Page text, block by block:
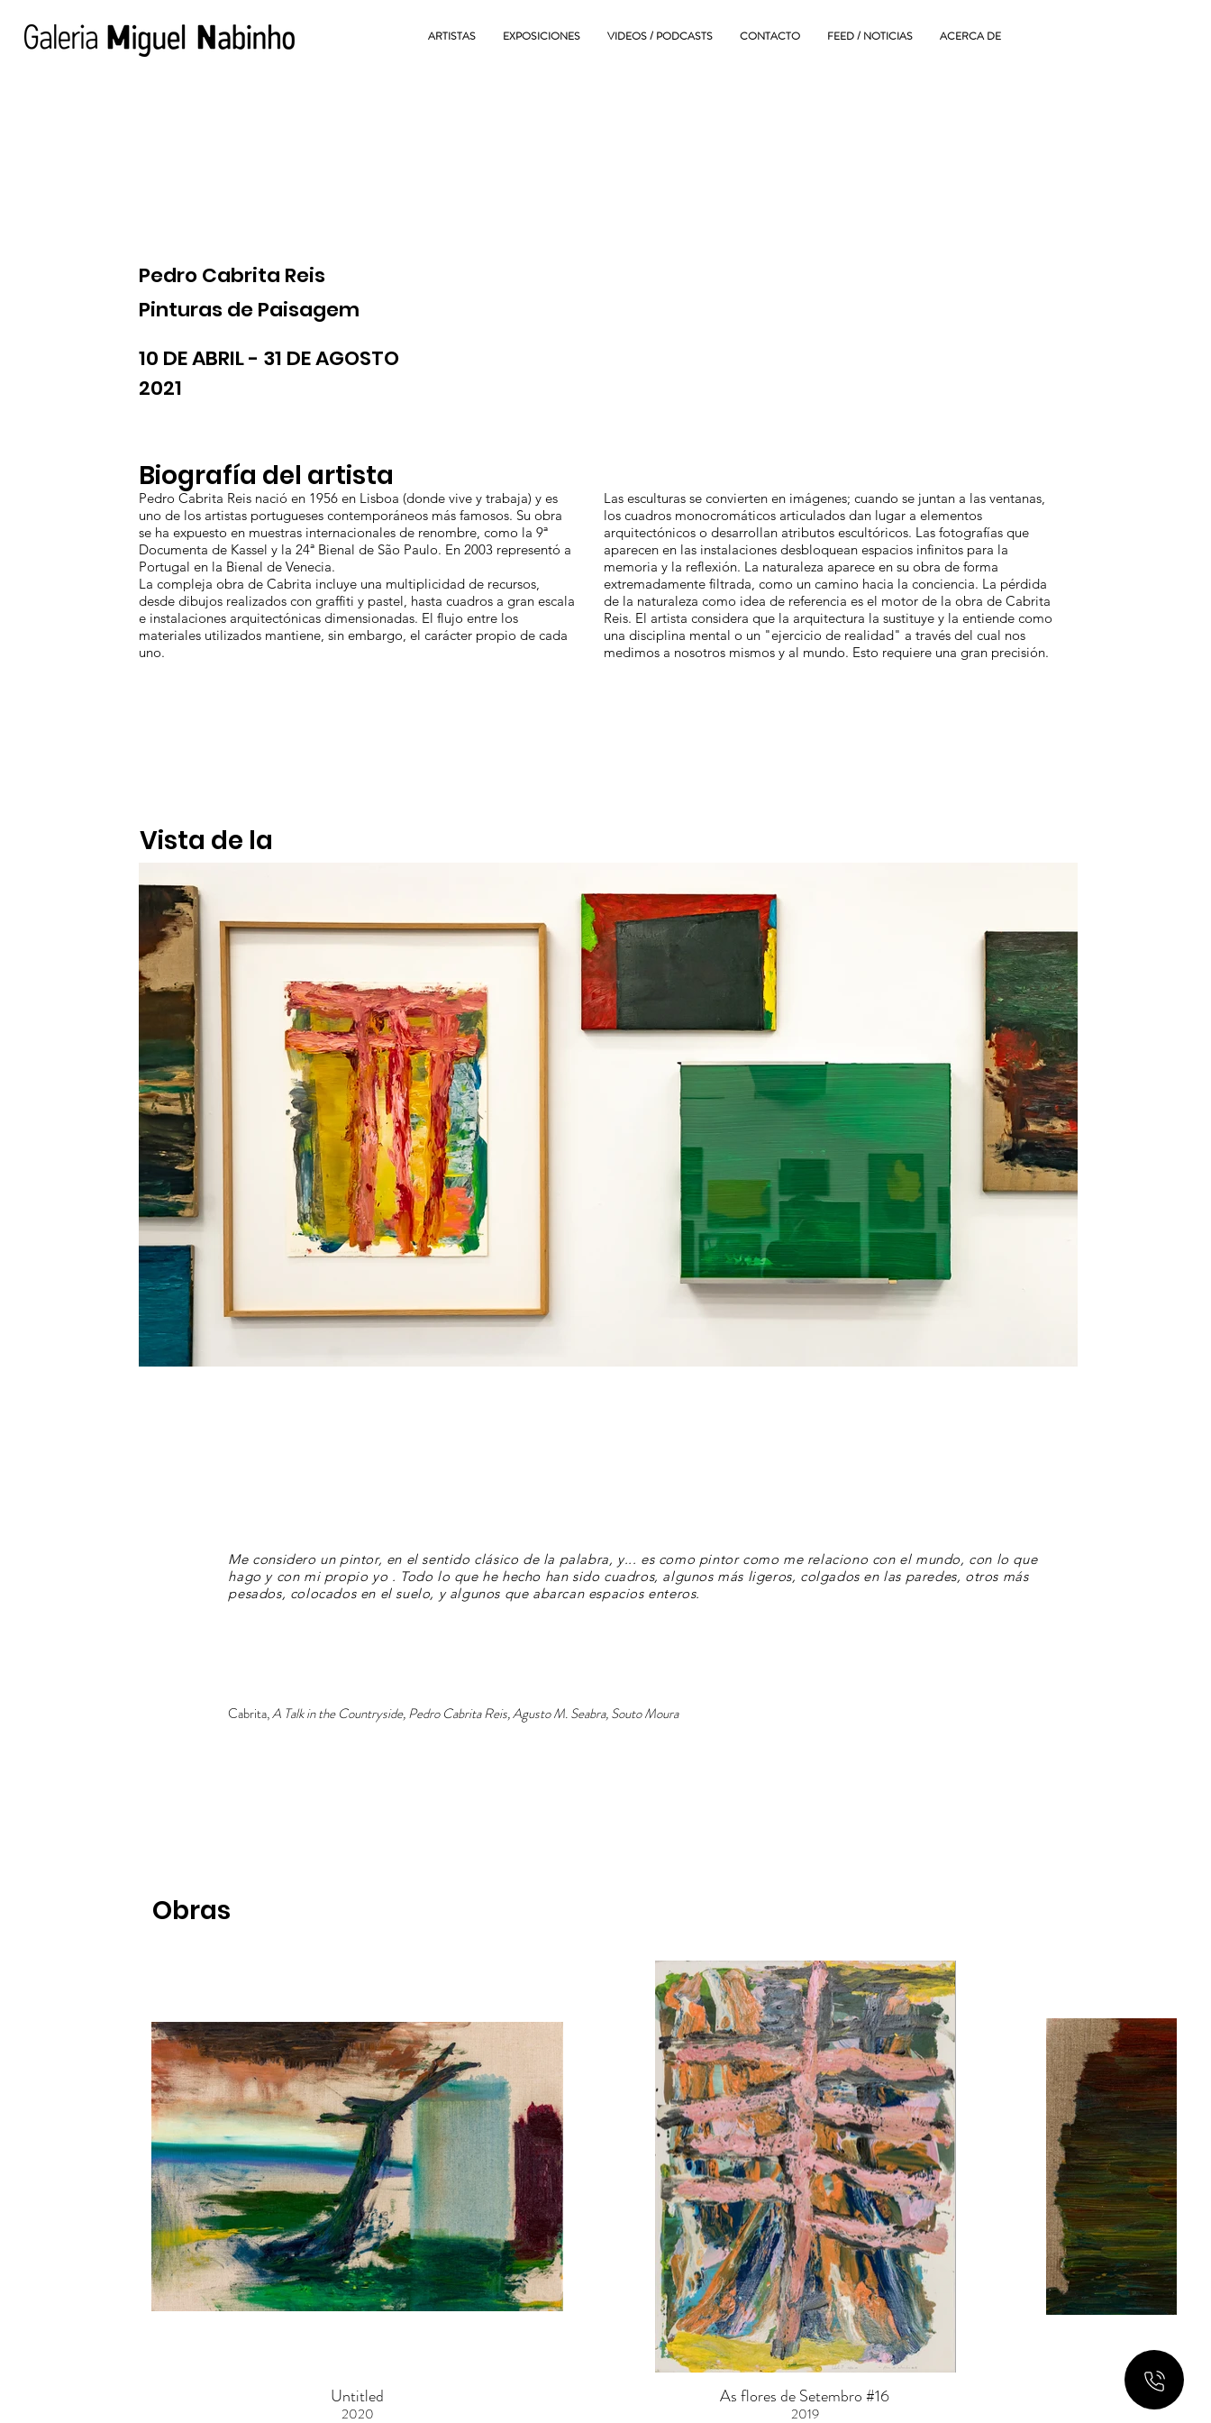
ARTISTAS EXPOSICIONES VIDEOS / PODCASTS CONTACTO FEED / NOTICIAS ACERCA DE
Pedro Cabrita Reis
Pinturas de Paisagem
10 DE ABRIL - 31 DE AGOSTO
2021
Vista de la
Exposición
Obras
Untitled
2020
As flores de Setembro #16
2019
Las esculturas se convierten en imágenes; cuando se juntan a las ventanas,
los cuadros monocromáticos articulados dan lugar a elementos
arquitectónicos o desarrollan atributos escultóricos. Las fotografías que
aparecen en las instalaciones desbloquean espacios infinitos para la
memoria y la reflexión. La naturaleza aparece en su obra de forma
extremadamente filtrada, como un camino hacia la conciencia. La pérdida
de la naturaleza como idea de referencia es el motor de la obra de Cabrita
Reis. El artista considera que la arquitectura la sustituye y la entiende como
una disciplina mental o un "ejercicio de realidad" a través del cual nos
medimos a nosotros mismos y al mundo. Esto requiere una gran precisión.
Pedro Cabrita Reis nació en 1956 en Lisboa (donde vive y trabaja) y es
uno de los artistas portugueses contemporáneos más famosos. Su obra
se ha expuesto en muestras internacionales de renombre, como la 9ª
Documenta de Kassel y la 24ª Bienal de São Paulo. En 2003 representó a
Portugal en la Bienal de Venecia.
La compleja obra de Cabrita incluye una multiplicidad de recursos,
desde dibujos realizados con graffiti y pastel, hasta cuadros a gran escala
e instalaciones arquitectónicas dimensionadas. El flujo entre los
materiales utilizados mantiene, sin embargo, el carácter propio de cada
uno.
Biografía del artista
Me considero un pintor, en el sentido clásico de la palabra, y... es como pintor como me relaciono con el mundo, con lo que
hago y con mi propio yo . Todo lo que he hecho han sido cuadros, algunos más ligeros, colgados en las paredes, otros más
pesados, colocados en el suelo, y algunos que abarcan espacios enteros.
Cabrita,A Talk in the Countryside, Pedro Cabrita Reis, Agusto M. Seabra, Souto Moura